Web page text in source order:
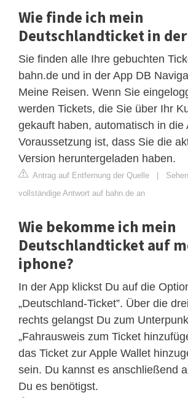
Wie finde ich mein
Deutschlandticket in der
Sie finden alle Ihre gebuchten
bahn.de und in der App DB
Meine Reisen. Wenn Sie
werden Tickets, die Sie über Ihr
gekauft haben, automatisch in die
Voraussetzung ist, dass Sie die
Version heruntergeladen haben.
Antrag auf Entfernung der Quelle |
vollständige Antwort auf bahn.de an
Wie bekomme ich mein
Deutschlandticket auf
iphone?
In der App klickst Du auf die
„Deutschland-Ticket”. Über die
rechts gelangst Du zum
„Fahrausweis zum Ticket
das Ticket zur Apple Wallet
sein. Du kannst es anschließend
Du es benötigst.